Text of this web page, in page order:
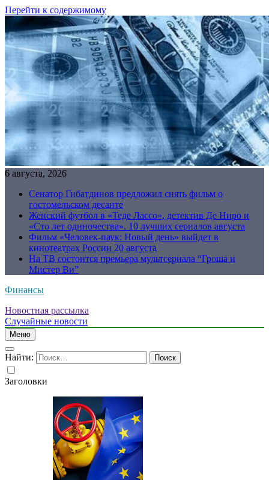
Перейти к содержимому
6 августа, 2026
Сенатор Гибатдинов предложил снять фильм о
гостомельском десанте
Женский футбол в «Теде Лассо», детектив Де Ниро и
«Сто лет одиночества». 10 лучших сериалов августа
Фильм «Человек-паук: Новый день» выйдет в
кинотеатрах России 20 августа
На ТВ состоится премьера мультсериала “Гроша и
Мистер Ви”
Финансы
Новостная рассылка
Случайные новости
Меню
Найти:
Заголовки